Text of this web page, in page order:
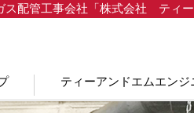
ス配管工事会社「株式会社 ティー
ティーアンドエムエンジ